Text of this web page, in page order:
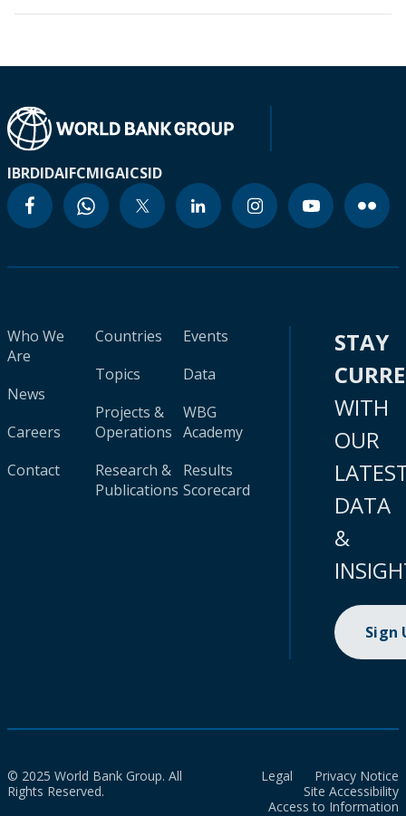
IBRDIDAIFCMIGAICSID
Who We
Are
News
Careers
Contact
Countries
Topics
Projects &
Operations
Research &
Publications
Events
Data
WBG
Academy
Results
Scorecard
STAY
WITH
OUR
DATA
&
Sign
© 2025 World Bank Group. All
Rights Reserved.
Legal
Privacy Notice
Site Accessibility
Access to Information